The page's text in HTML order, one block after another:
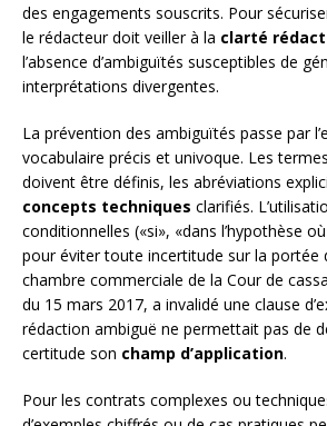
des engagements souscrits. Pour
le rédacteur doit veiller à la clarté
l’absence d’ambiguïtés susceptibles de
interprétations divergentes.
La prévention des ambiguïtés passe par
vocabulaire précis et univoque. Les
doivent être définis, les abréviations
concepts techniques clarifiés.
conditionnelles («si», «dans l’hypothèse
pour éviter toute incertitude sur la portée
chambre commerciale de la Cour de
du 15 mars 2017, a invalidé une clause
rédaction ambiguë ne permettait pas de
certitude son champ d’application.
Pour les contrats complexes ou